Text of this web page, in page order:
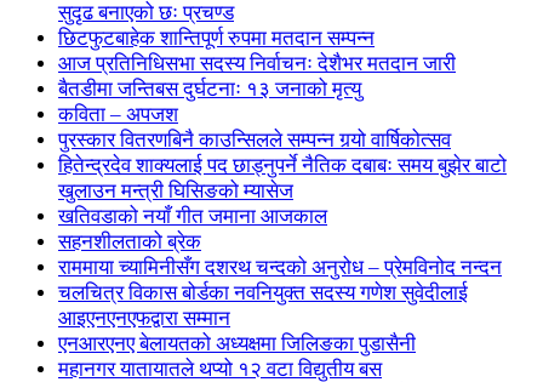
सुदृढ बनाएको छः प्रचण्ड
छिटफुटबाहेक शान्तिपूर्ण रुपमा मतदान सम्पन्न
आज प्रतिनिधिसभा सदस्य निर्वाचनः देशैभर मतदान जारी
बैतडीमा जन्तिबस दुर्घटनाः १३ जनाको मृत्यु
कविता – अपजश
पुरस्कार वितरणबिनै काउन्सिलले सम्पन्न गर्‍यो वार्षिकोत्सव
हितेन्द्रदेव शाक्यलाई पद छाड्नुपर्ने नैतिक दबाबः समय बुझेर बाटो
खुलाउन मन्त्री घिसिङको म्यासेज
खतिवडाको नयाँ गीत जमाना आजकाल
सहनशीलताको ब्रेक
राममाया च्यामिनीसँग दशरथ चन्दको अनुरोध – प्रेमविनोद नन्दन
चलचित्र विकास बोर्डका नवनियुक्त सदस्य गणेश सुवेदीलाई
आइएनएनएफद्वारा सम्मान
एनआरएनए बेलायतको अध्यक्षमा जिलिङका पुडासैनी
महानगर यातायातले थप्यो १२ वटा विद्युतीय बस